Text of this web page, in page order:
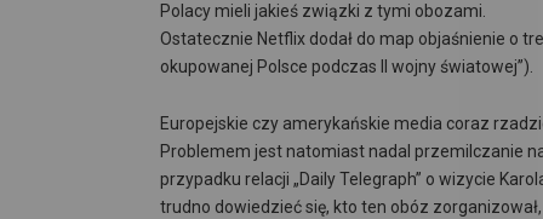
Polacy mieli jakieś związki z tymi obozami.
Ostatecznie Netflix dodał do map objaśnienie o
okupowanej Polsce podczas II wojny światowej”).
Europejskie czy amerykańskie media coraz
Problemem jest natomiast nadal przemilczanie
przypadku relacji „Daily Telegraph” o wizycie
trudno dowiedzieć się, kto ten obóz zorganizował,